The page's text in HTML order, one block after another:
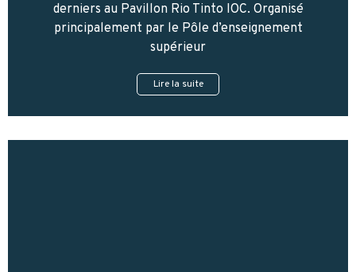
derniers au Pavillon Rio Tinto IOC. Organisé
principalement par le Pôle d’enseignement
supérieur
Lire la suite